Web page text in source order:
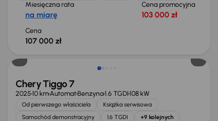
Miesięczna rata
na miarę
Cena promocyjna
103 000 zł
Cena
107 000 zł
Chery Tiggo 7
202510 kmAutomatBenzyna1.6 TGDI108 kW
Od pierwszego właściciela
Książka serwisowa
Samochód demonstracyjny
1.6 TGDI +9 kolejnych